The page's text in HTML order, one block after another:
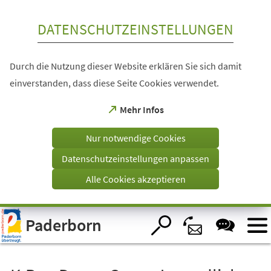
Visuelle
Assistenzsoftware
öffnen.
DATENSCHUTZEINSTELLUNGEN
Durch die Nutzung dieser Website erklären Sie sich damit
einverstanden, dass diese Seite Cookies verwendet.
Mehr Infos
(Öffnet
einem
Tab)
Nur notwendige Cookies
Datenschutzeinstellungen anpassen
Alle Cookies akzeptieren
Paderborn